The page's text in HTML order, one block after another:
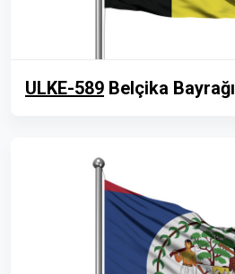
ULKE-589 Belçika Bayrağı